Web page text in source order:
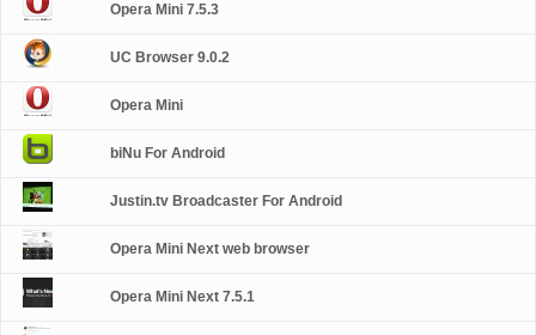
Opera Mini 7.5.3
UC Browser 9.0.2
Opera Mini
biNu For Android
Justin.tv Broadcaster For Android
Opera Mini Next web browser
Opera Mini Next 7.5.1